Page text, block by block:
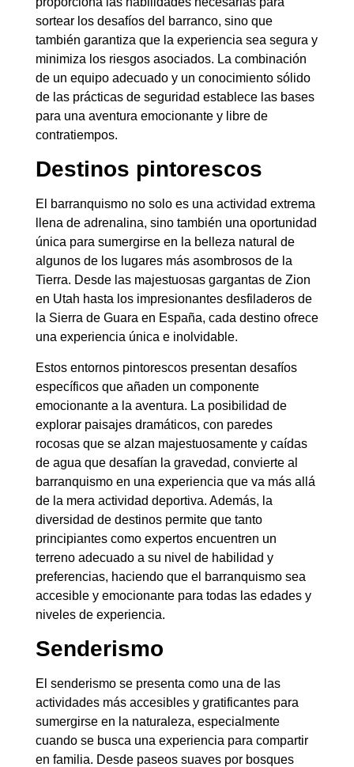
sortear los desafíos del barranco, sino que
también garantiza que la experiencia sea segura y
minimiza los riesgos asociados. La combinación
de un equipo adecuado y un conocimiento sólido
de las prácticas de seguridad establece las bases
para una aventura emocionante y libre de
contratiempos.
Destinos pintorescos
El barranquismo no solo es una actividad extrema
llena de adrenalina, sino también una oportunidad
única para sumergirse en la belleza natural de
algunos de los lugares más asombrosos de la
Tierra. Desde las majestuosas gargantas de Zion
en Utah hasta los impresionantes desfiladeros de
la Sierra de Guara en España, cada destino ofrece
una experiencia única e inolvidable.
Estos entornos pintorescos presentan desafíos
específicos que añaden un componente
emocionante a la aventura. La posibilidad de
explorar paisajes dramáticos, con paredes
rocosas que se alzan majestuosamente y caídas
de agua que desafían la gravedad, convierte al
barranquismo en una experiencia que va más allá
de la mera actividad deportiva. Además, la
diversidad de destinos permite que tanto
principiantes como expertos encuentren un
terreno adecuado a su nivel de habilidad y
preferencias, haciendo que el barranquismo sea
accesible y emocionante para todas las edades y
niveles de experiencia.
Senderismo
El senderismo se presenta como una de las
actividades más accesibles y gratificantes para
sumergirse en la naturaleza, especialmente
cuando se busca una experiencia para compartir
en familia. Desde paseos suaves por bosques